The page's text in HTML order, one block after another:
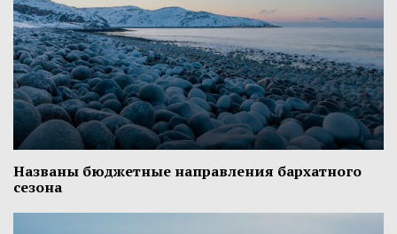
Названы бюджетные направления бархатного
сезона